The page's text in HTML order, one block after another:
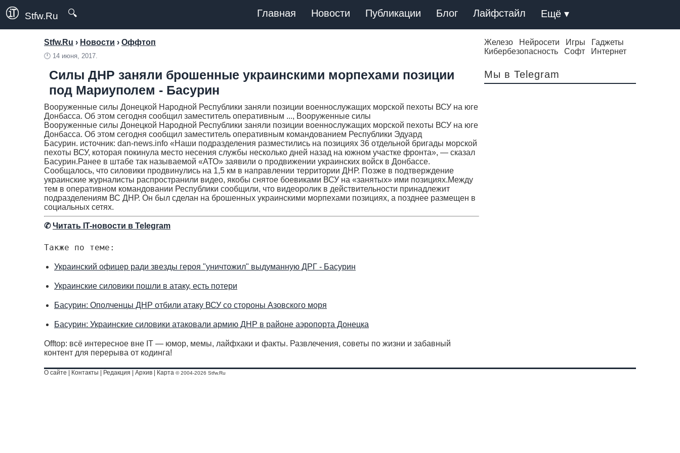
Stfw.Ru 🔍 Главная Новости Публикации Блог Лайфстайл Ещё ▾
Stfw.Ru › Новости › Оффтоп
🕛 14 июня, 2017.
Силы ДНР заняли брошенные украинскими морпехами позиции
под Мариуполем - Басурин
Вооруженные силы Донецкой Народной Республики заняли позиции военнослужащих морской пехоты ВСУ на юге
Донбасса. Об этом сегодня сообщил заместитель оперативным ..., Вооруженные силы
Вооруженные силы Донецкой Народной Республики заняли позиции военнослужащих морской пехоты ВСУ на юге
Донбасса. Об этом сегодня сообщил заместитель оперативным командованием Республики Эдуард
Басурин. источник: dan-news.info «Наши подразделения разместились на позициях 36 отдельной бригады морской
пехоты ВСУ, которая покинула место несения службы несколько дней назад на южном участке фронта», — сказал
Басурин.Ранее в штабе так называемой «АТО» заявили о продвижении украинских войск в Донбассе.
Сообщалось, что силовики продвинулись на 1,5 км в направлении территории ДНР. Позже в подтверждение
украинские журналисты распространили видео, якобы снятое боевиками ВСУ на «занятых» ими позициях.Между
тем в оперативном командовании Республики сообщили, что видеоролик в действительности принадлежит
подразделениям ВС ДНР. Он был сделан на брошенных украинскими морпехами позициях, а позднее размещен в
социальных сетях.
✆Читать IT-новости в Telegram
Также по теме:
Украинский офицер ради звезды героя "уничтожил" выдуманную ДРГ - Басурин
Украинские силовики пошли в атаку, есть потери
Басурин: Ополченцы ДНР отбили атаку ВСУ со стороны Азовского моря
Басурин: Украинские силовики атаковали армию ДНР в районе аэропорта Донецка
Железо Нейросети Игры
Гаджеты
Кибербезопасность
Софт Интернет
Мы в Telegram
Offtop: всё интересное вне IT — юмор, мемы, лайфхаки и факты. Развлечения, советы по жизни и забавный
контент для перерыва от кодинга!
О сайте Контакты Редакция Архив Карта © 2004-2026 Stfw.Ru